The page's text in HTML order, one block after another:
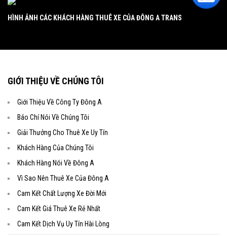
HÌNH ẢNH CÁC KHÁCH HÀNG THUÊ XE CỦA ĐÔNG A TRANS
GIỚI THIỆU VỀ CHÚNG TÔI
Giới Thiệu Về Công Ty Đông A
Báo Chí Nói Về Chúng Tôi
Giải Thưởng Cho Thuê Xe Uy Tín
Khách Hàng Của Chúng Tôi
Khách Hàng Nói Về Đông A
Vì Sao Nên Thuê Xe Của Đông A
Cam Kết Chất Lượng Xe Đời Mới
Cam Kết Giá Thuê Xe Rẻ Nhất
Cam Kết Dịch Vụ Uy Tín Hài Lòng